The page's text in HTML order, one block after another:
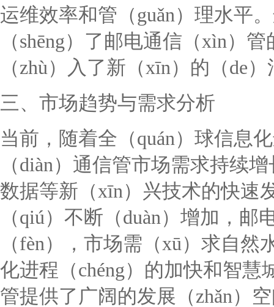
运维效率和管（guǎn）理水平
（shēng）了邮电通信（xìn）
（zhù）入了新（xīn）的（de
三、市场趋势与需求分析
当前，随着全（quán）球信息
（diàn）通信管市场需求持续
数据等新（xīn）兴技术的快速
（qiú）不断（duàn）增加，
（fèn），市场需（xū）求自
化进程（chéng）的加快和智
管提供了广阔的发展（zhǎn）